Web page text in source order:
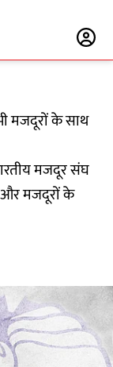
मजदूरों के साथ
मजदूर संघ
और मजदूरों के